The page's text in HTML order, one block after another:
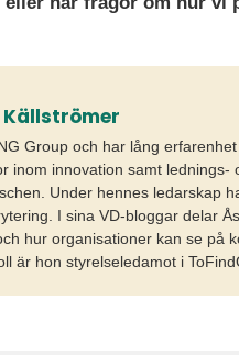
Källströmer
Group och har lång
inom innovation samt
Under hennes ledarskap
I sina VD-bloggar delar
hur organisationer kan se på
är hon styrelseledamot i